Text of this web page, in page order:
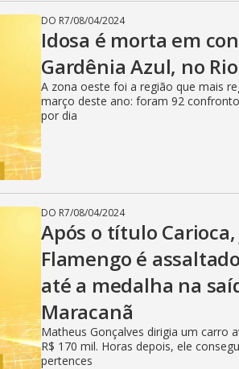
DO R7/08/04/2024
Idosa é morta em
Gardênia Azul, no Rio
A zona oeste foi a região que mais
março deste ano: foram 92
por dia
DO R7/08/04/2024
Após o título
Flamengo é
até a medalha na
Maracanã
Matheus Gonçalves dirigia um carro
R$ 170 mil. Horas depois, ele
pertences